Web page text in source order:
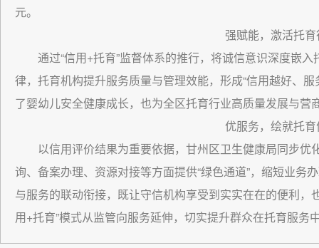
元。
强赋能，激活托
通过“信用+托育”监督体系的推行，将诚信意识深度嵌
律，托育机构提升服务质量与管理效能，形成“信用越好、
了婴幼儿安全健康成长，也为全区托育行业高质量发展与营
优服务，绘就托
以信用评价结果为重要依据，甘州区卫生健康局同步
询、备案办理、资源对接等方面提供“绿色通道”，缩短业务
与服务的联动衔接，既让守信机构享受到实实在在的便利
用+托育”模式从监管向服务延伸，切实提升群众在托育服务